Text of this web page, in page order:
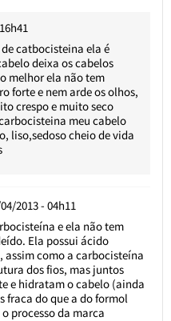
de catbocisteina ela é
deixa os cabelos
melhor ela não tem
forte e nem arde os olhos,
crespo e muito seco
meu cabelo
liso,sedoso cheio de vida
2013 - 04h11
e ela não tem
Ela possui ácido
como a carbocisteína
dos fios, mas juntos
e hidratam o cabelo (ainda
fraca do que a do formol
processo da marca